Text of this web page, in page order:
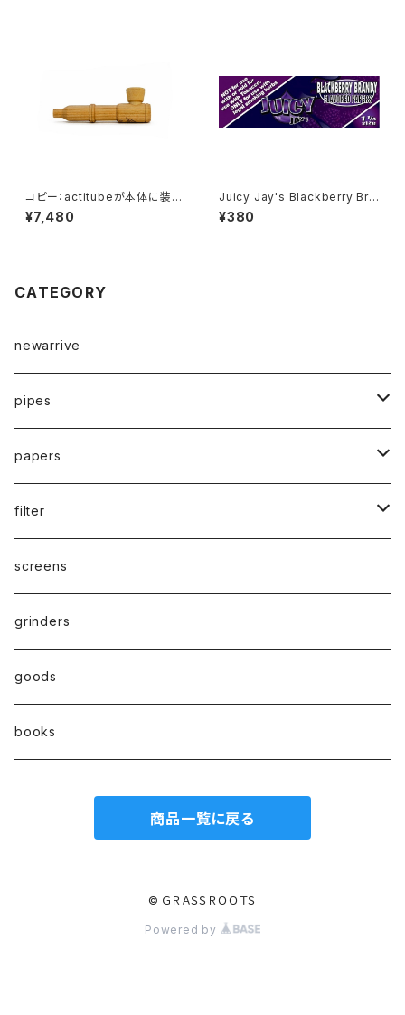
コピー：actitubeが本体に装着
できる！！ハンドメイドWoodpip
e Calumet PIPE/カルメットパ
¥7,480
Juicy Jay's Blackberry Bra
ndyジューシージェイ ブラック
ベリーブランデー32 枚入り J
¥380
CATEGORY
newarrive
pipes
waterpipe
parts
drypipe
one hitter
hand pipe
papers
1 1/4size
1.0size
kingsize
filter
paper filter
Active carbon filter(活性炭フィルター）
8㎜
7㎜
screens
grinders
goods
books
商品一覧に戻る
© ＧＲＡＳＳＲＯＯＴＳ
Powered by